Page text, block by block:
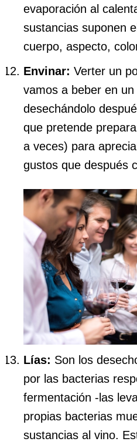
evaporación al
sustancias suponen
cuerpo, aspecto,
Envinar: Verter un
vamos a beber en
desechándolo
que pretende
a veces) para
gustos que después
Lías: Son los
por las bacterias
fermentación -las
propias bacterias
sustancias al vino.